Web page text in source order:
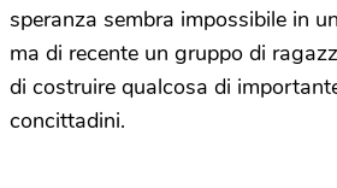
speranza sembra impossibile in
ma di recente un gruppo di
di costruire qualcosa di
concittadini.